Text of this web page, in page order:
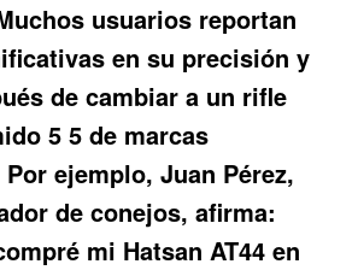
usuarios reportan
en su precisión y
de cambiar a un rifle
5 5 de marcas
ejemplo, Juan Pérez,
de conejos, afirma:
mi Hatsan AT44 en